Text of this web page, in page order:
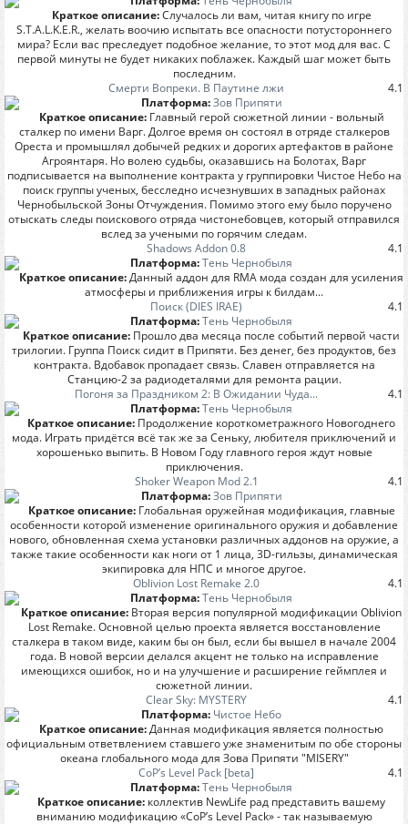
Краткое описание:Случалось ли вам, читая книгу по игре
S.T.A.L.K.E.R., желать воочию испытать все опасности потустороннего
мира? Если вас преследует подобное желание, то этот мод для вас. С
первой минуты не будет никаких поблажек. Каждый шаг может быть
последним.
4.1
Смерти Вопреки. В Паутине лжи
Платформа: Зов Припяти
Краткое описание:Главный герой сюжетной линии - вольный
сталкер по имени Варг. Долгое время он состоял в отряде сталкеров
Ореста и промышлял добычей редких и дорогих артефактов в районе
Агроянтаря. Но волею судьбы, оказавшись на Болотах, Варг
подписывается на выполнение контракта у группировки Чистое Небо на
поиск группы ученых, бесследно исчезнувших в западных районах
Чернобыльской Зоны Отчуждения. Помимо этого ему было поручено
отыскать следы поискового отряда чистонебовцев, который отправился
вслед за учеными по горячим следам.
4.1
Shadows Addon 0.8
Платформа:Тень Чернобыля
Краткое описание:Данный аддон для RMA мода создан для усиления
атмосферы и приближения игры к билдам...
4.1
Поиск (DIES IRAE)
Платформа:Тень Чернобыля
Краткое описание: Прошло два месяца после событий первой части
трилогии. Группа Поиск сидит в Припяти. Без денег, без продуктов, без
контракта. Вдобавок пропадает связь. Славен отправляется на
Станцию-2 за радиодеталями для ремонта рации.
4.1
Погоня за Праздником 2: В Ожидании Чуда...
Платформа:Тень Чернобыля
Краткое описание: Продолжение короткометражного Новогоднего
мода. Играть придётся всё так же за Сеньку, любителя приключений и
хорошенько выпить. В Новом Году главного героя ждут новые
приключения.
4.1
Shoker Weapon Mod 2.1
Платформа: Зов Припяти
Краткое описание:Глобальная оружейная модификация, главные
особенности которой изменение оригинального оружия и добавление
нового, обновленная схема установки различных аддонов на оружие, а
также такие особенности как ноги от 1 лица, 3D-гильзы, динамическая
экипировка для НПС и многое другое.
4.1
Oblivion Lost Remake 2.0
Платформа:Тень Чернобыля
Краткое описание: Вторая версия популярной модификации Oblivion
Lost Remake. Основной целью проекта является восстановление
сталкера в таком виде, каким бы он был, если бы вышел в начале 2004
года. В новой версии делался акцент не только на исправление
имеющихся ошибок, но и на улучшение и расширение геймплея и
сюжетной линии.
4.1
Clear Sky: MYSTERY
Платформа: Чистое Небо
Краткое описание:Данная модификация является полностью
официальным ответвлением ставшего уже знаменитым по обе стороны
океана глобального мода для Зова Припяти "MISERY"
4.1
CoP’s Level Pack [beta]
Платформа:Тень Чернобыля
Краткое описание: коллектив NewLife рад представить вашему
вниманию модификацию «CoP’s Level Pack» - так называемую